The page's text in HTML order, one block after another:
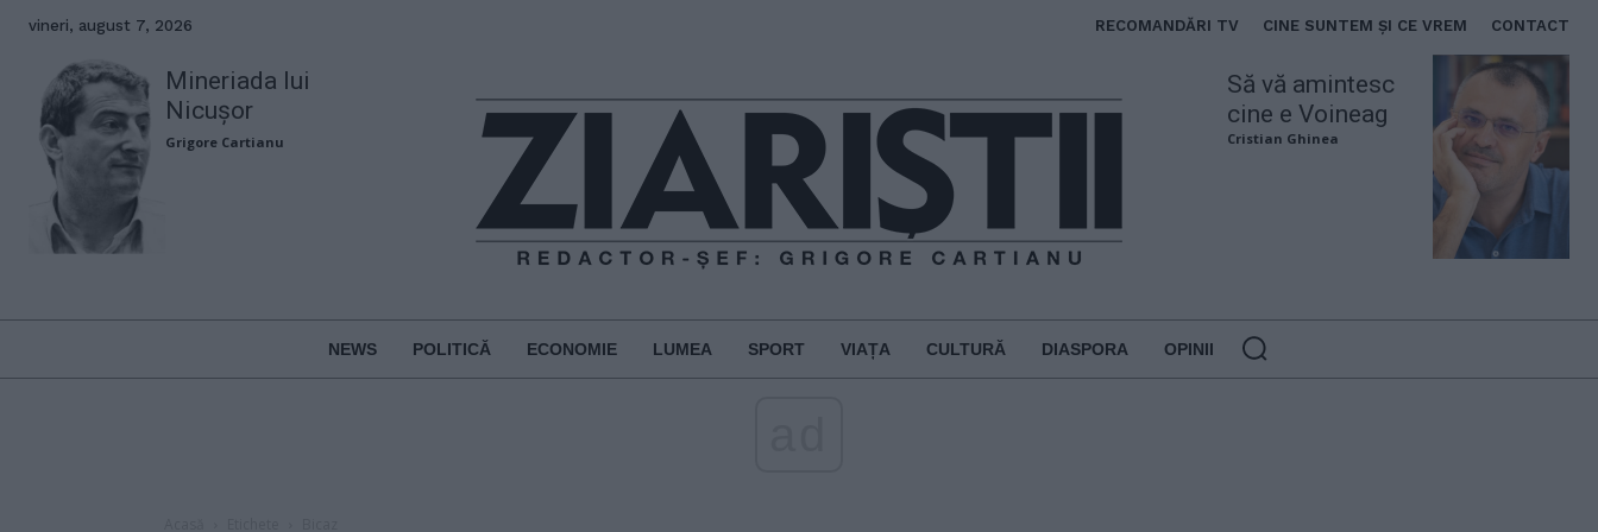
vineri, august 7, 2026 RECOMANDĂRI TV CINE SUNTEM ȘI CE VREM CONTACT
Mineriada lui
Nicușor
Grigore Cartianu
Să vă amintesc
cine e Voineag
Cristian Ghinea
NEWS POLITICĂ ECONOMIE LUMEA SPORT VIAȚA CULTURĂ DIASPORA OPINII